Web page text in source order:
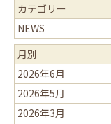
カテゴリー
NEWS
月別
2026年6月
2026年5月
2026年3月